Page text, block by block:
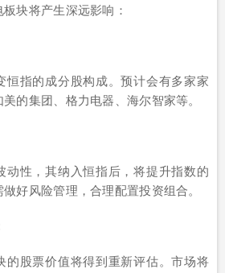
块将产生深远影响：
恒指的成分股构成。预计会有多家家
的集团、格力电器、海尔智家等。
动性，其纳入恒指后，将提升指数的
好风险管理，合理配置投资组合。
的股票价值将得到重新评估。市场将